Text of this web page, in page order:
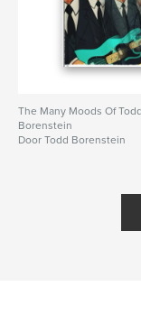
The Many Moods Of
Borenstein
Door Todd Borenstein